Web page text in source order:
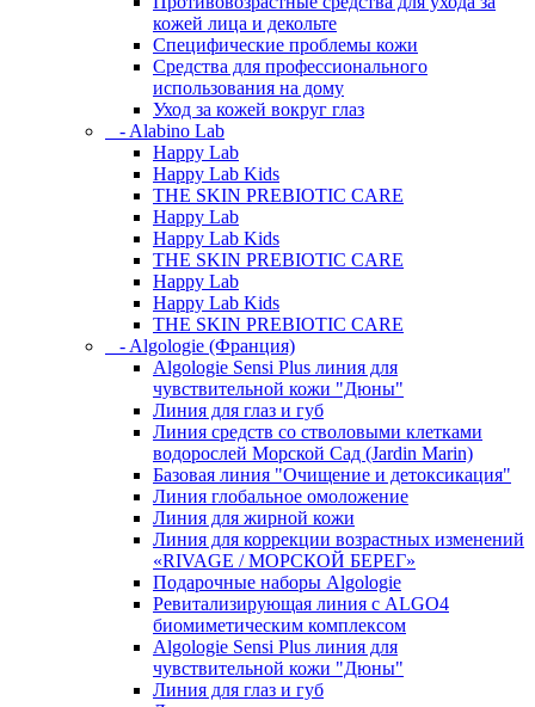
кожей лица и декольте
Специфические проблемы кожи
Средства для профессионального
использования на дому
Уход за кожей вокруг глаз
- Alabino Lab
Happy Lab
Happy Lab Kids
THE SKIN PREBIOTIC CARE
Happy Lab
Happy Lab Kids
THE SKIN PREBIOTIC CARE
Happy Lab
Happy Lab Kids
THE SKIN PREBIOTIC CARE
- Algologie (Франция)
Algologie Sensi Plus линия для
чувcтвительной кожи "Дюны"
Линия для глаз и губ
Линия средств со стволовыми клетками
водорослей Морской Сад (Jardin Marin)
Базовая линия "Очищение и детоксикация"
Линия глобальное омоложение
Линия для жирной кожи
Линия для коррекции возрастных изменений
«RIVAGE / МОРСКОЙ БЕРЕГ»
Подарочные наборы Algologie
Ревитализирующая линия с ALGO4
биомиметическим комплексом
Algologie Sensi Plus линия для
чувcтвительной кожи "Дюны"
Линия для глаз и губ